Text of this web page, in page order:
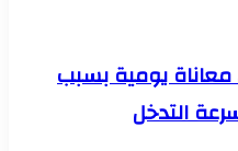
معاناة يومية بسبب
التدخل